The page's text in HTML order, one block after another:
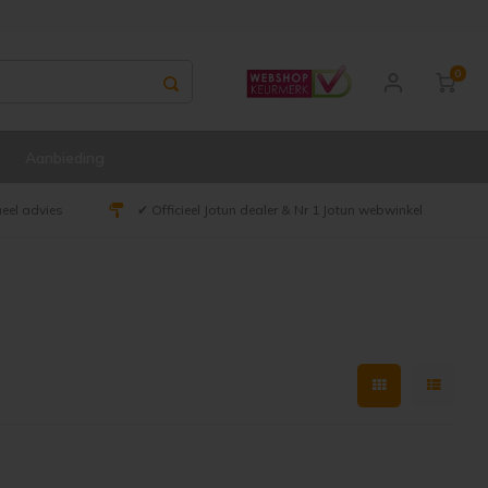
0
advies ✔ Officieel Jotun dealer & Nr 1 Jotun webwinkel